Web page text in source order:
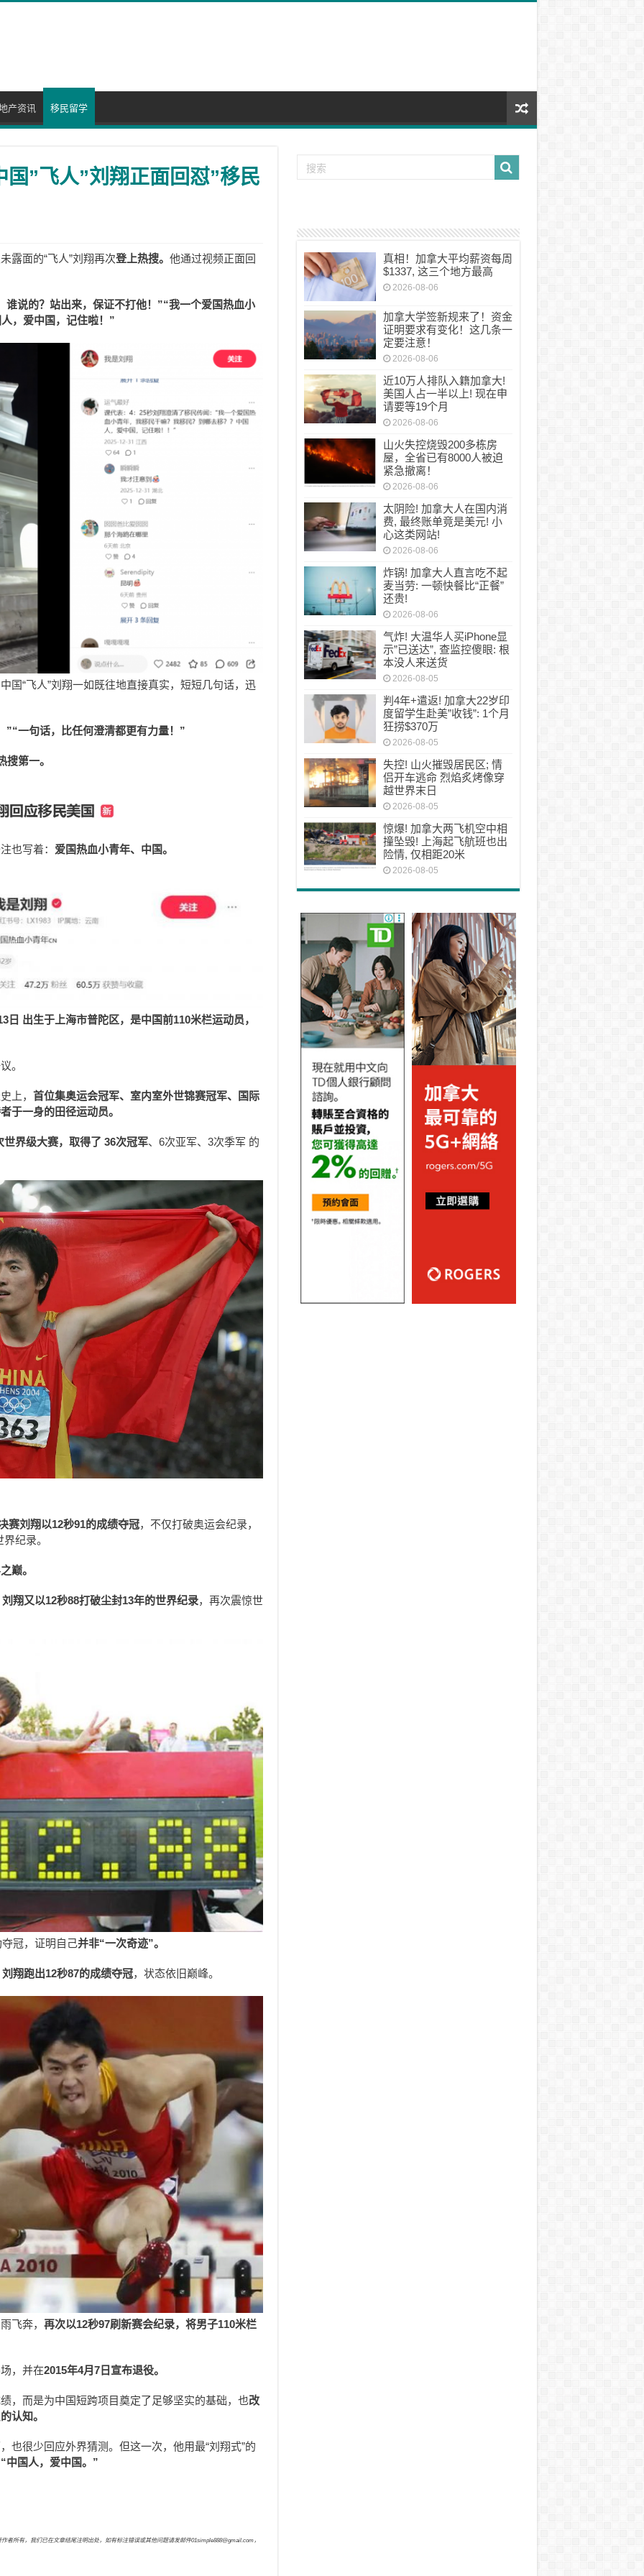
产资讯 移民留学
”飞人”刘翔正面回怼”移民
露面的“飞人”刘翔再次登上热搜。 他通过视频正面回
谁说的？站出来，保证不打他！”“我一个爱国热血小
，爱中国，记住啦！”
国“飞人”刘翔一如既往地直接真实，短短几句话，迅
”“一句话，比任何澄清都更有力量！”
搜第一。
也写着： 爱国热血小青年、中国。
日 出生于上海市普陀区，是中国前110米栏运动员，
。
上， 首位集奥运会冠军、室内室外世锦赛冠军、国际
于一身的田径运动员。
世界级大赛，取得了 36次冠军、6次亚军、3次季军 的
赛刘翔以12秒91的成绩夺冠，不仅打破奥运会纪录，
纪录。
巅。
刘翔又以12秒88打破尘封13年的世界纪录，再次震惊世
冠，证明自己并非“一次奇迹”。
刘翔跑出12秒87的成绩夺冠，状态依旧巅峰。
飞奔， 再次以12秒97刷新赛会纪录，将男子110米栏
，并在2015年4月7日宣布退役。
，而是为中国短跨项目奠定了足够坚实的基础，也改
认知。
也很少回应外界猜测。但这一次，他用最“刘翔式”的
“中国人，爱中国。”
所有，我们已在文章结尾注明出处，如有标注错误或其他问题请发邮件01simple888@gmail.com，
真相！加拿大平均薪资每周
$1337, 这三个地方最高
2026-08-06
加拿大学签新规来了！资金
证明要求有变化！这几条一
定要注意！
2026-08-06
近10万人排队入籍加拿大!
美国人占一半以上! 现在申
请要等19个月
2026-08-06
山火失控烧毁200多栋房
屋，全省已有8000人被迫
紧急撤离！
2026-08-06
太阴险! 加拿大人在国内消
费, 最终账单竟是美元! 小
心这类网站!
2026-08-06
炸锅! 加拿大人直言吃不起
麦当劳: 一顿快餐比“正餐”
还贵!
2026-08-06
气炸! 大温华人买iPhone显
示”已送达”, 查监控傻眼: 根
本没人来送货
2026-08-05
判4年+遣返! 加拿大22岁印
度留学生赴美”收钱”: 1个月
狂捞$370万
2026-08-05
失控! 山火摧毁居民区; 情
侣开车逃命 烈焰炙烤像穿
越世界末日
2026-08-05
惊爆! 加拿大两飞机空中相
撞坠毁! 上海起飞航班也出
险情, 仅相距20米
2026-08-05